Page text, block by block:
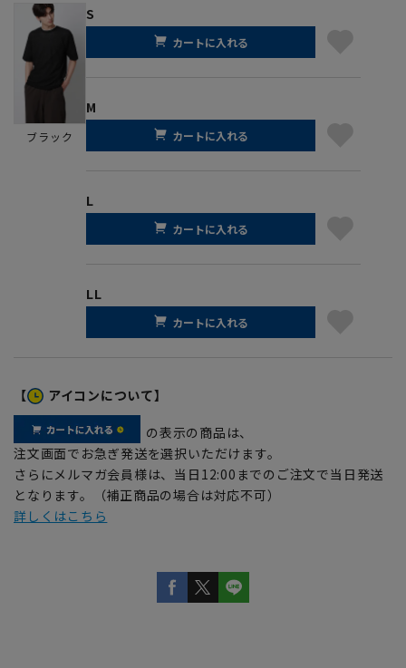
ブラック
S
カートに入れる
M
カートに入れる
L
カートに入れる
LL
カートに入れる
【 アイコンについて】
の表示の商品は、
注文画面でお急ぎ発送を選択いただけます。
さらにメルマガ会員様は、当日12:00までのご注文で当日発送
となります。（補正商品の場合は対応不可）
詳しくはこちら